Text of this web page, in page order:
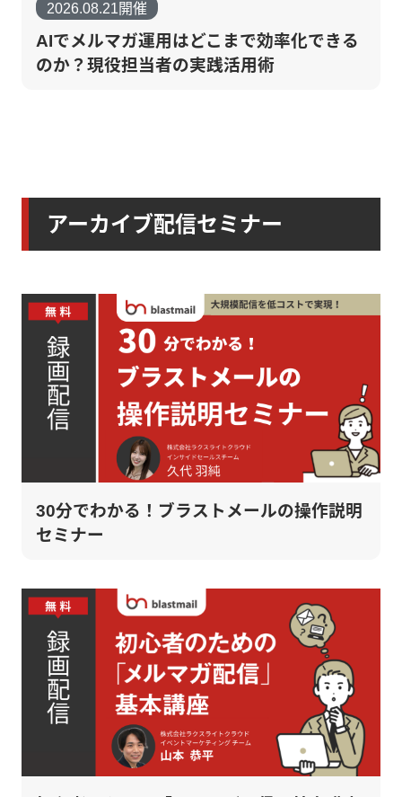
2026.08.21開催
AIでメルマガ運用はどこまで効率化できる
のか？現役担当者の実践活用術
アーカイブ配信セミナー
30分でわかる！ブラストメールの操作説明
セミナー